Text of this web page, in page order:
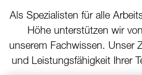
Als Spezialisten für alle
Höhe unterstützen wir
unserem Fachwissen. Unser
und Leistungsfähigkeit Ihrer